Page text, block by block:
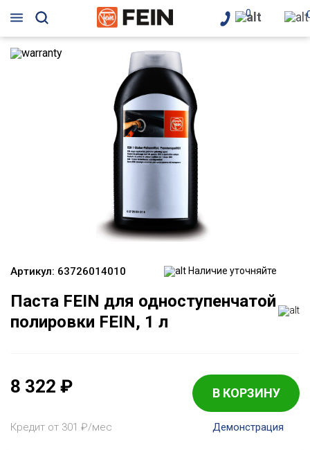
0
Артикул: 63726014010 Наличие уточняйте
Паста FEIN для одноступенчатой
полировки FEIN, 1 л
8 322 ₽ В КОРЗИНУ
Кредит от 301 ₽/мес Демонстрация